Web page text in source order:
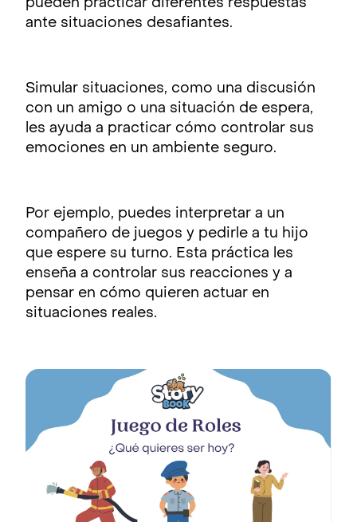
pueden practicar diferentes respuestas
ante situaciones desafiantes.
Simular situaciones, como una discusión
con un amigo o una situación de espera,
les ayuda a practicar cómo controlar sus
emociones en un ambiente seguro.
Por ejemplo, puedes interpretar a un
compañero de juegos y pedirle a tu hijo
que espere su turno. Esta práctica les
enseña a controlar sus reacciones y a
pensar en cómo quieren actuar en
situaciones reales.